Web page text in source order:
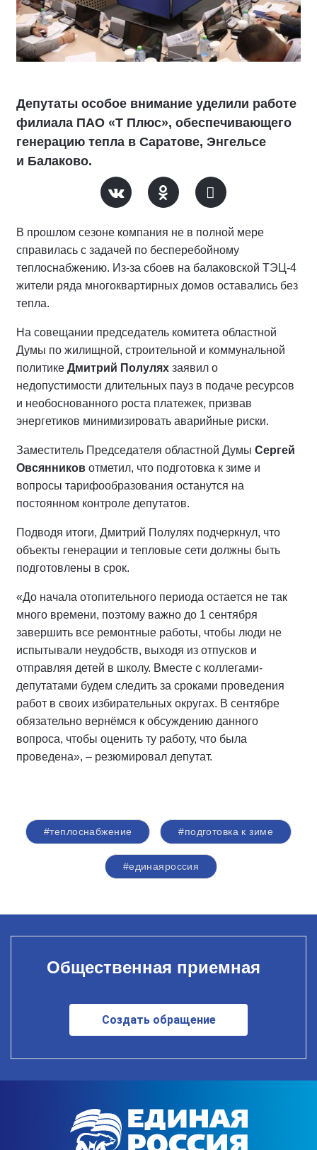
Депутаты особое внимание уделили работе
филиала ПАО «Т Плюс», обеспечивающего
генерацию тепла в Саратове, Энгельсе
и Балаково.
В прошлом сезоне компания не в полной мере
справилась с задачей по бесперебойному
теплоснабжению. Из-за сбоев на балаковской ТЭЦ-4
жители ряда многоквартирных домов оставались без
тепла.
На совещании председатель комитета областной
Думы по жилищной, строительной и коммунальной
политике Дмитрий Полулях заявил о
недопустимости длительных пауз в подаче ресурсов
и необоснованного роста платежек, призвав
энергетиков минимизировать аварийные риски.
Заместитель Председателя областной Думы Сергей
Овсянников отметил, что подготовка к зиме и
вопросы тарифообразования останутся на
постоянном контроле депутатов.
Подводя итоги, Дмитрий Полулях подчеркнул, что
объекты генерации и тепловые сети должны быть
подготовлены в срок.
«До начала отопительного периода остается не так
много времени, поэтому важно до 1 сентября
завершить все ремонтные работы, чтобы люди не
испытывали неудобств, выходя из отпусков и
отправляя детей в школу. Вместе с коллегами-
депутатами будем следить за сроками проведения
работ в своих избирательных округах. В сентябре
обязательно вернёмся к обсуждению данного
вопроса, чтобы оценить ту работу, что была
проведена», – резюмировал депутат.
#теплоснабжение #подготовка к зиме
#единаяроссия
Общественная приемная
Создать обращение